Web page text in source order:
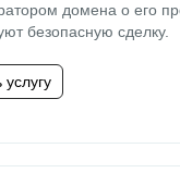
домена о его
безопасную сделку.
услугу